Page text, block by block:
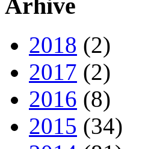
Arhive
2018 (2)
2017 (2)
2016 (8)
2015 (34)